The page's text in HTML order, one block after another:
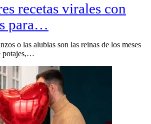
recetas virales con
para…
o las alubias son las reinas de los meses
potajes,…